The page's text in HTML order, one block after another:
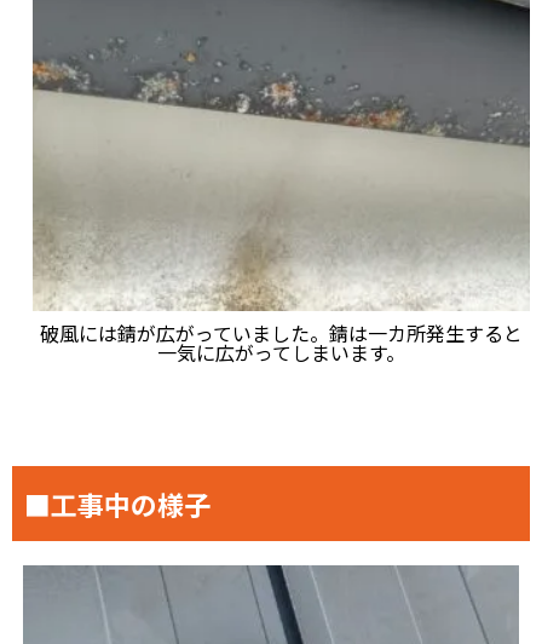
破風には錆が広がっていました。錆は一カ所発生すると
一気に広がってしまいます。
■工事中の様子